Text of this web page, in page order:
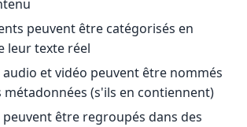
peuvent être catégorisés en
leur texte réel
et vidéo peuvent être nommés
métadonnées (s'ils en contiennent)
être regroupés dans des